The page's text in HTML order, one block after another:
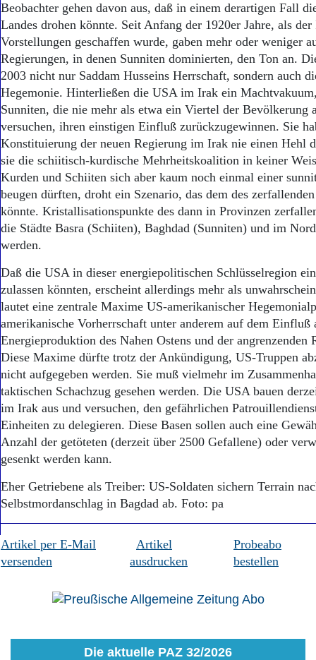
Beobachter gehen davon aus, daß in einem derartigen Fall
Landes drohen könnte. Seit Anfang der 1920er Jahre, als
Vorstellungen geschaffen wurde, gaben mehr oder weniger
Regierungen, in denen Sunniten dominierten, den Ton an.
2003 nicht nur Saddam Husseins Herrschaft, sondern auch
Hegemonie. Hinterließen die USA im Irak ein
Sunniten, die nie mehr als etwa ein Viertel der Bevölkerung
versuchen, ihren einstigen Einfluß zurückzugewinnen. Sie
Konstituierung der neuen Regierung im Irak nie einen Hehl
sie die schiitisch-kurdische Mehrheitskoalition in keiner
Kurden und Schiiten sich aber kaum noch einmal einer
beugen dürften, droht ein Szenario, das dem des
könnte. Kristallisationspunkte des dann in Provinzen
die Städte Basra (Schiiten), Baghdad (Sunniten) und im
werden.
Daß die USA in dieser energiepolitischen Schlüsselregion
zulassen könnten, erscheint allerdings mehr als
lautet eine zentrale Maxime US-amerikanischer
amerikanische Vorherrschaft unter anderem auf dem Einfluß
Energieproduktion des Nahen Ostens und der angrenzenden
Diese Maxime dürfte trotz der Ankündigung, US-Truppen
nicht aufgegeben werden. Sie muß vielmehr im
taktischen Schachzug gesehen werden. Die USA bauen
im Irak aus und versuchen, den gefährlichen
Einheiten zu delegieren. Diese Basen sollen auch eine
Anzahl der getöteten (derzeit über 2500 Gefallene) oder
gesenkt werden kann.
Eher Getriebene als Treiber: US-Soldaten sichern Terrain
Selbstmordanschlag in Bagdad ab. Foto: pa
Artikel per E-Mail
versenden
Artikel
ausdrucken
Probeabo
bestellen
Die aktuelle PAZ 32/2026